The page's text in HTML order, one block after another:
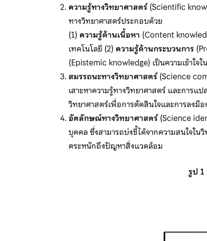
ความรู้ทางวิทยาศาสตร์(Scientific
ทางวิทยาศาสตร์ประกอบด้วย
(1) ความรู้ด้านเนื้อหา (Content
เทคโนโลยี (2) ความรู้ด้านกระบวนการ
(Epistemic knowledge) เป็นความเข้าใจ
สมรรถนะทางวิทยาศาสตร์(Science
เสาะหาความรู้ทางวิทยาศาสตร์ และการ
วิทยาศาสตร์เพื่อการตัดสินใจและการลงมื
อัตลักษณ์ทางวิทยาศาสตร์(Science
บุคคล ซึ่งสามารถบ่งชี้ได้จากความสนใจใน
ตระหนักถึงปัญหาสิ่งแวดล้อม
รูป